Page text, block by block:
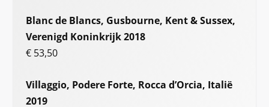
Blanc de Blancs, Gusbourne, Kent & Sussex,
Verenigd Koninkrijk 2018
€ 53,50
Villaggio, Podere Forte, Rocca d’Orcia, Italië
2019